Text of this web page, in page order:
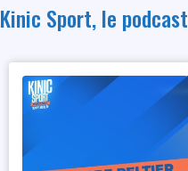
Kinic Sport, le podcast